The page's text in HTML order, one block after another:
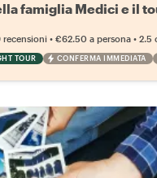
famiglia Medici e il
recensioni • €62.50 a persona • 2.5
TOUR CONFERMA IMMEDIATA